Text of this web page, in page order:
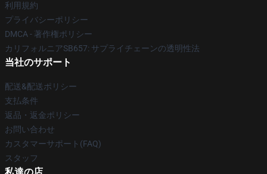
利用規約
プライバシーポリシー
DMCA - 著作権ポリシー
カリフォルニアSB657: サプライチェーンの透明性法
当社のサポート
配送&配送ポリシー
支払条件
返品・返金ポリシー
お問い合わせ
カスタマーサポート(FAQ)
スタッフ